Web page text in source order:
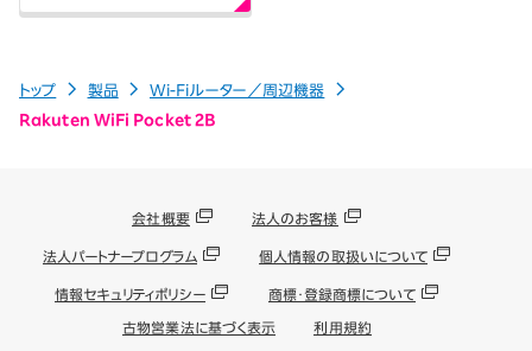
トップ 製品
Wi-Fiルーター／周辺機器
Rakuten WiFi Pocket 2B
会社概要 法人のお客様
法人パートナープログラム 個人情報の取扱いについて
情報セキュリティポリシー 商標・登録商標について
古物営業法に基づく表示 利用規約